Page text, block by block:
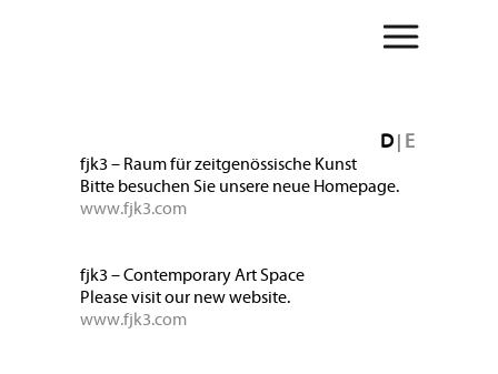
D| E
fjk3 – Raum für zeitgenössische Kunst
Bitte besuchen Sie unsere neue Homepage.
www.fjk3.com
fjk3 – Contemporary Art Space
Please visit our new website.
www.fjk3.com